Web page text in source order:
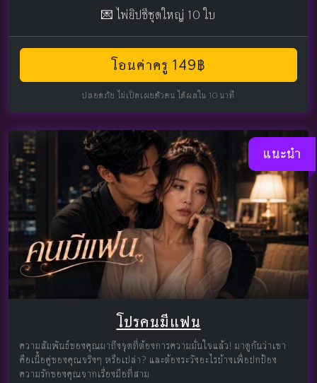
💌 ไพ่ยิปซีชุดใหญ่ 10 ใบ
โอนค่าครู 149฿
ปลอดภัย ไม่เปิดเผยตัวตน ได้ผลใน 10 นาที
แนะนำ
โปรคนมีแฟน
ความสัมพันธ์ของคุณมาถึงจุดที่ต้องการความมั่นใจแล้ว! มาดูกันว่าเขา
คือเนื้อคู่ของคุณจริงๆ หรือเปล่า? และต้องระวังอะไรบ้างเพื่อปกป้อง
ความรักของคุณจากเรื่องมือที่สาม